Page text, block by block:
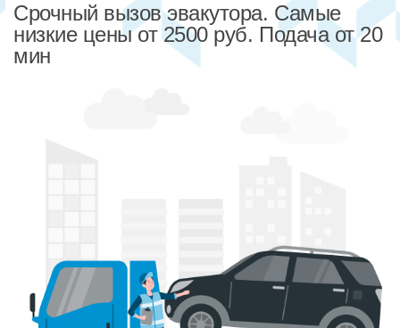
Срочный вызов эвакутора. Самые
низкие цены от 2500 руб. Подача от 20
мин